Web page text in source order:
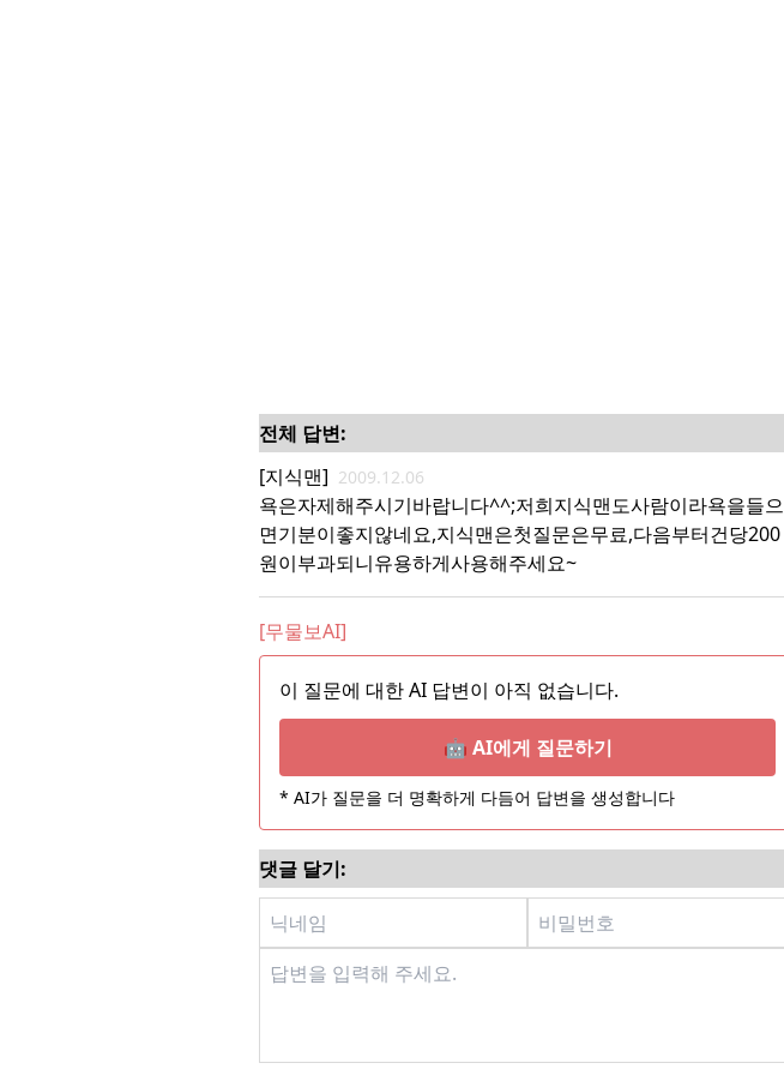
전체 답변:
[지식맨] 2009.12.06
욕은자제해주시기바랍니다^^;저희지식맨도사람이라욕을들으
면기분이좋지않네요,지식맨은첫질문은무료,다음부터건당200
원이부과되니유용하게사용해주세요~
[무물보AI]
이 질문에 대한 AI 답변이 아직 없습니다.
🤖 AI에게 질문하기
* AI가 질문을 더 명확하게 다듬어 답변을 생성합니다
댓글 달기: